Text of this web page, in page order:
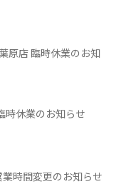
原店 臨時休業のお知
時休業のお知らせ
時間変更のお知らせ